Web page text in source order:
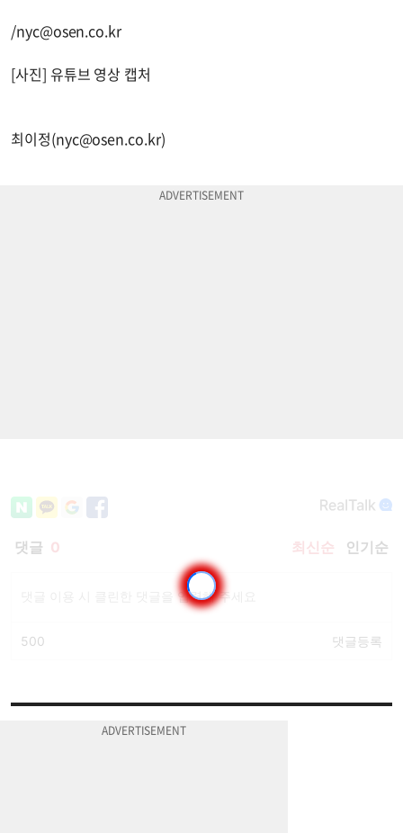
/nyc@osen.co.kr
[사진] 유튜브 영상 캡처
최이정(nyc@osen.co.kr)